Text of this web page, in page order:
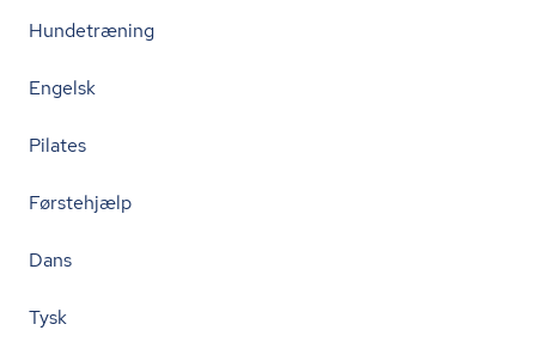
Hundetræning
Engelsk
Pilates
Førstehjælp
Dans
Tysk